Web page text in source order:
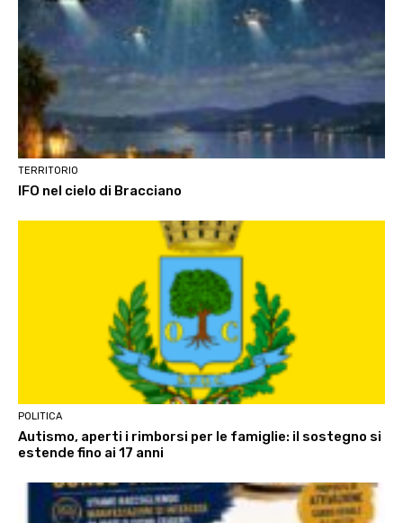
TERRITORIO
IFO nel cielo di Bracciano
POLITICA
Autismo, aperti i rimborsi per le famiglie: il sostegno si
estende fino ai 17 anni